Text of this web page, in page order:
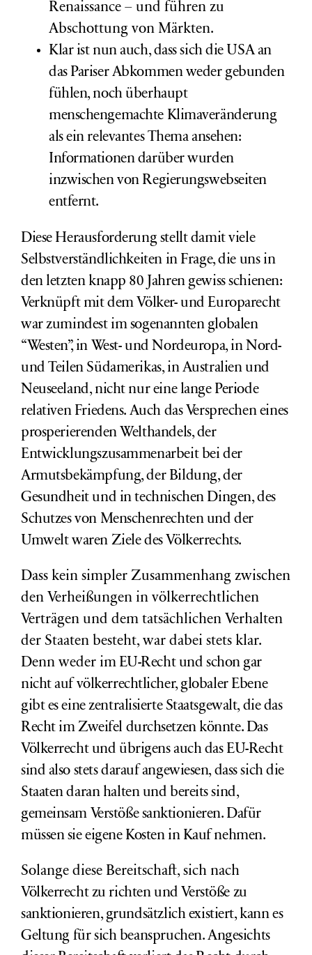
Renaissance – und führen zu
Abschottung von Märkten.
Klar ist nun auch, dass sich die USA an
das Pariser Abkommen weder gebunden
fühlen, noch überhaupt
menschengemachte Klimaveränderung
als ein relevantes Thema ansehen:
Informationen darüber wurden
inzwischen von Regierungswebseiten
entfernt.
Diese Herausforderung stellt damit viele
Selbstverständlichkeiten in Frage, die uns in
den letzten knapp 80 Jahren gewiss schienen:
Verknüpft mit dem Völker- und Europarecht
war zumindest im sogenannten globalen
“Westen”, in West- und Nordeuropa, in Nord-
und Teilen Südamerikas, in Australien und
Neuseeland, nicht nur eine lange Periode
relativen Friedens. Auch das Versprechen eines
prosperierenden Welthandels, der
Entwicklungszusammenarbeit bei der
Armutsbekämpfung, der Bildung, der
Gesundheit und in technischen Dingen, des
Schutzes von Menschenrechten und der
Umwelt waren Ziele des Völkerrechts.
Dass kein simpler Zusammenhang zwischen
den Verheißungen in völkerrechtlichen
Verträgen und dem tatsächlichen Verhalten
der Staaten besteht, war dabei stets klar.
Denn weder im EU-Recht und schon gar
nichtauf völkerrechtlicher, globaler Ebene
gibt es eine zentralisierte Staatsgewalt, die das
Recht im Zweifel durchsetzen könnte. Das
Völkerrecht und übrigens auch das EU-Recht
sind also stets darauf angewiesen, dass sich die
Staaten daran halten und bereits sind,
gemeinsam Verstöße sanktionieren. Dafür
müssen sie eigene Kosten in Kauf nehmen.
Solange diese Bereitschaft, sich nach
Völkerrecht zu richten und Verstöße zu
sanktionieren, grundsätzlich existiert, kann es
Geltung für sich beanspruchen. Angesichts